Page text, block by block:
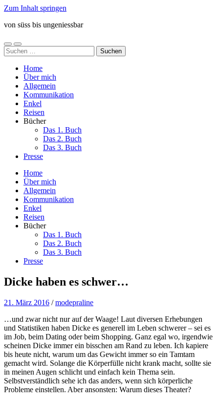
Zum Inhalt springen
von süss bis ungeniessbar
Mobile-
Menü
Suchfeld
ein-/ausblenden
Suchen
nach:
Home
Über mich
Allgemein
Kommunikation
Enkel
Reisen
Bücher
Das 1. Buch
Das 2. Buch
Das 3. Buch
Presse
Home
Über mich
Allgemein
Kommunikation
Enkel
Reisen
Bücher
Das 1. Buch
Das 2. Buch
Das 3. Buch
Presse
Dicke haben es schwer…
21. März 2016 /modepraline
…und zwar nicht nur auf der Waage! Laut diversen Erhebungen
und Statistiken haben Dicke es generell im Leben schwerer – sei es
im Job, beim Dating oder beim Shopping. Ganz egal wo, irgendwie
scheinen Dicke immer ein bisschen am Rand zu leben. Ich kapiere
bis heute nicht, warum um das Gewicht immer so ein Tamtam
gemacht wird. Solange die Körperfülle nicht krank macht, sollte sie
in meinen Augen schlicht und einfach kein Thema sein.
Selbstverständlich sehe ich das anders, wenn sich körperliche
Probleme einstellen. Aber ansonsten: Warum dieses Theater?